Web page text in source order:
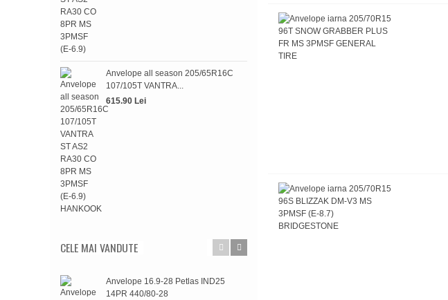
Anvelope all season 205/65R16C
107/105T VANTRA...
615.90 Lei
Anvelope vară 195/75R16C
HANKOOK VANTRA...
CELE MAI VANDUTE
Anvelope 16.9-28 Petlas IND25
14PR 440/80-28